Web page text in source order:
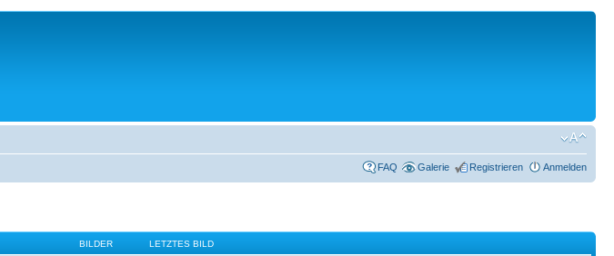
FAQ Galerie Registrieren Anmelden
BILDER LETZTES BILD